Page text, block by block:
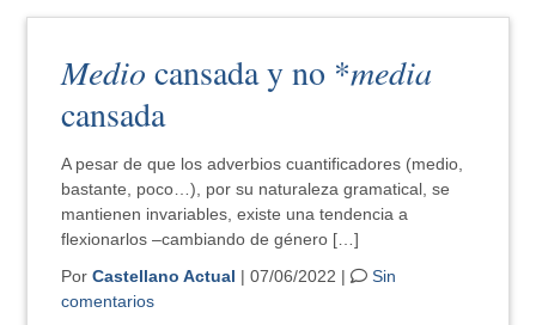
Medio cansada y no *media
cansada
A pesar de que los adverbios cuantificadores (medio,
bastante, poco…), por su naturaleza gramatical, se
mantienen invariables, existe una tendencia a
flexionarlos –cambiando de género […]
PorCastellano Actual | 07/06/2022 |
Sin
comentarios